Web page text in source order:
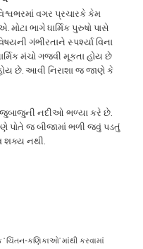
વગર પ્રચારકે કેમ
ભાગે ધાર્મિક પુરુષો પાસે
ગંભીરતાને સ્પર્શ્યા વિના
મંચો ગજવી મૂકતા હોય છે
હોય છે. આવી નિરાશા જ જાણે કે
નદીઓ ભળ્યા કરે છે.
પોતે જ બીજામાં ભળી જવું પડતું
શક્ય નથી.
કણિકાઓ’ માંથી કરવામાં